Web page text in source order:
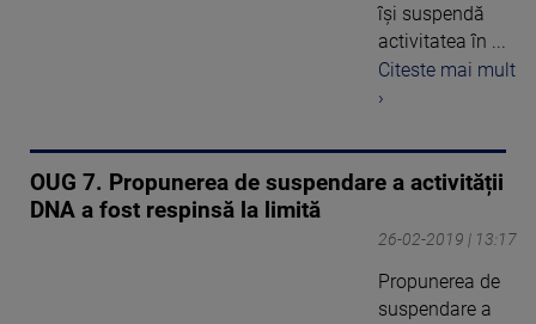
îşi suspendă
activitatea în ...
Citeste mai mult
›
OUG 7. Propunerea de suspendare a activității
DNA a fost respinsă la limită
26-02-2019 | 13:17
Propunerea de
suspendare a